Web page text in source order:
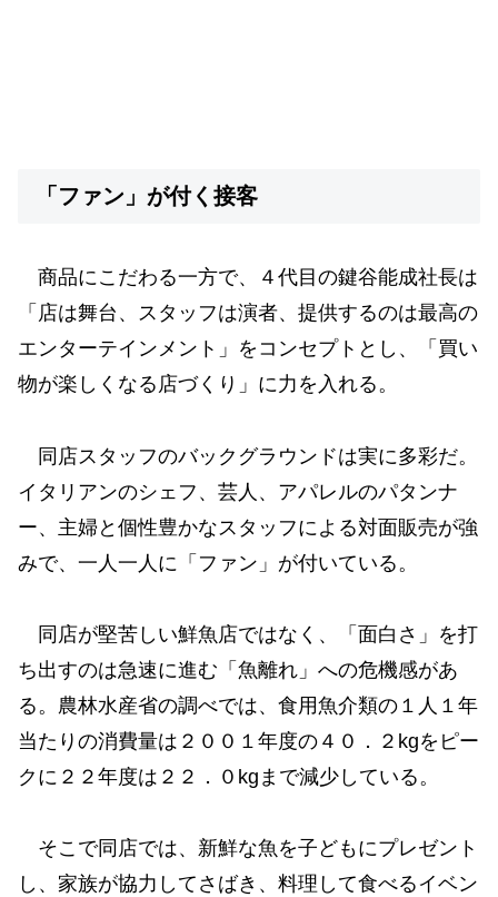
「ファン」が付く接客
商品にこだわる一方で、４代目の鍵谷能成社長は
「店は舞台、スタッフは演者、提供するのは最高の
エンターテインメント」をコンセプトとし、「買い
物が楽しくなる店づくり」に力を入れる。
同店スタッフのバックグラウンドは実に多彩だ。
イタリアンのシェフ、芸人、アパレルのパタンナ
ー、主婦と個性豊かなスタッフによる対面販売が強
みで、一人一人に「ファン」が付いている。
同店が堅苦しい鮮魚店ではなく、「面白さ」を打
ち出すのは急速に進む「魚離れ」への危機感があ
る。農林水産省の調べでは、食用魚介類の１人１年
当たりの消費量は２００１年度の４０．２kgをピー
クに２２年度は２２．０kgまで減少している。
そこで同店では、新鮮な魚を子どもにプレゼント
し、家族が協力してさばき、料理して食べるイベン